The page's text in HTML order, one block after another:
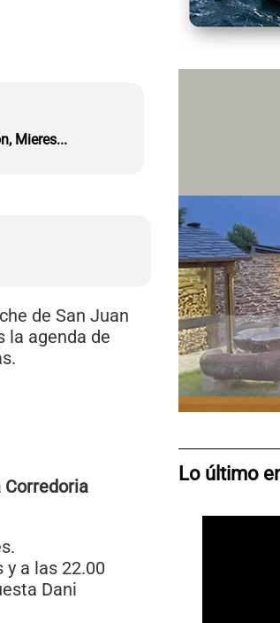
Mieres...
de San Juan
la agenda de
Corredoria
a las 22.00
Dani
Lo último